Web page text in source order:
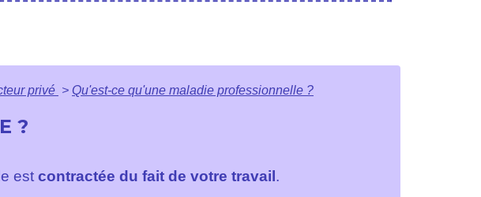
privé > Qu'est-ce qu'une maladie professionnelle ?
?
est contractée du fait de votre travail .